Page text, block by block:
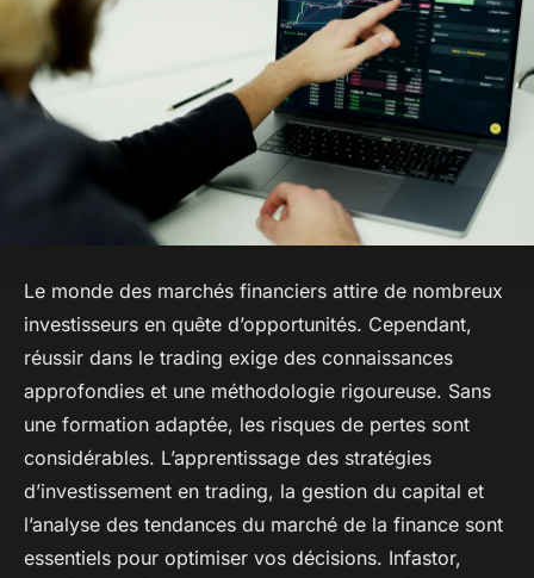
Le monde des marchés financiers attire de nombreux
investisseurs en quête d’opportunités. Cependant,
réussir dans le trading exige des connaissances
approfondies et une méthodologie rigoureuse. Sans
une formation adaptée, les risques de pertes sont
considérables. L’apprentissage des stratégies
d’investissement en trading, la gestion du capital et
l’analyse des tendances du marché de la finance sont
essentiels pour optimiser vos décisions. Infastor,